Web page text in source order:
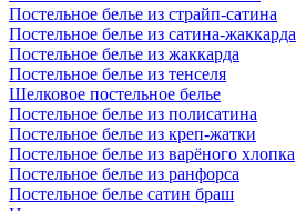
Постельное белье из страйп-сатина
Постельное белье из сатина-жаккарда
Постельное белье из жаккарда
Постельное белье из тенселя
Шелковое постельное белье
Постельное белье из полисатина
Постельное белье из креп-жатки
Постельное белье из варёного хлопка
Постельное белье из ранфорса
Постельное белье сатин браш